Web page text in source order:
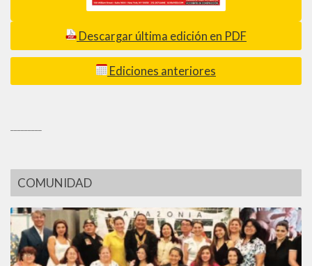
Descargar última edición en PDF
Ediciones anteriores
COMUNIDAD